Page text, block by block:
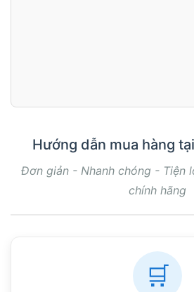
Hướng dẫn mua hàng tại
Đơn giản - Nhanh chóng - Tiện
chính hãng
🛒